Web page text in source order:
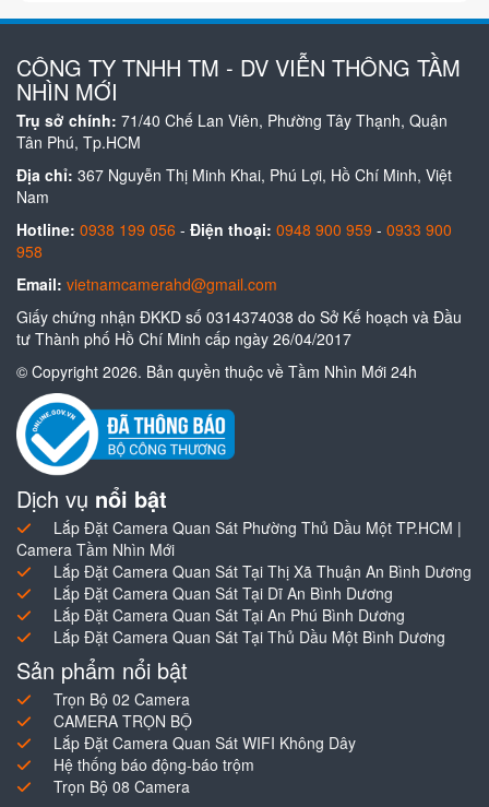
CÔNG TY TNHH TM - DV VIỄN THÔNG TẦM
NHÌN MỚI
Trụ sở chính: 71/40 Chế Lan Viên, Phường Tây Thạnh, Quận
Tân Phú, Tp.HCM
Địa chỉ: 367 Nguyễn Thị Minh Khai, Phú Lợi, Hồ Chí Minh, Việt
Nam
Hotline: 0938 199 056 - Điện thoại: 0948 900 959 - 0933 900
958
Email: vietnamcamerahd@gmail.com
Giấy chứng nhận ĐKKD số 0314374038 do Sở Kế hoạch và Đầu
tư Thành phố Hồ Chí Minh cấp ngày 26/04/2017
© Copyright 2026. Bản quyền thuộc về Tầm Nhìn Mới 24h
Dịch vụ nổi bật
Lắp Đặt Camera Quan Sát Phường Thủ Dầu Một TP.HCM |
Camera Tầm Nhìn Mới
Lắp Đặt Camera Quan Sát Tại Thị Xã Thuận An Bình Dương
Lắp Đặt Camera Quan Sát Tại Dĩ An Bình Dương
Lắp Đặt Camera Quan Sát Tại An Phú Bình Dương
Lắp Đặt Camera Quan Sát Tại Thủ Dầu Một Bình Dương
Sản phẩm nổi bật
Trọn Bộ 02 Camera
CAMERA TRỌN BỘ
Lắp Đặt Camera Quan Sát WIFI Không Dây
Hệ thống báo động-báo trộm
Trọn Bộ 08 Camera